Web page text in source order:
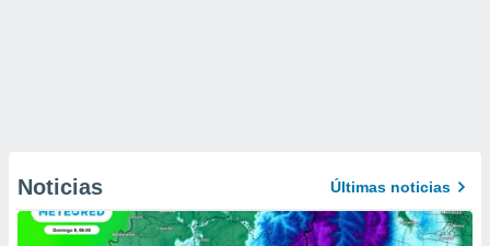
Noticias Últimas noticias